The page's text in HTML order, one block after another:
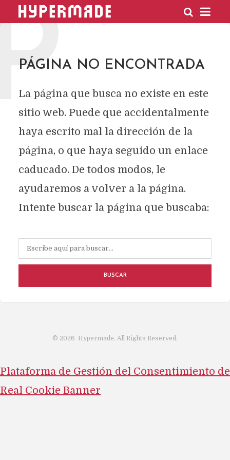
HYPERMADE
PÁGINA NO ENCONTRADA
La página que busca no existe en este
sitio web. Puede que accidentalmente
haya escrito mal la dirección de la
página, o que haya seguido un enlace
caducado. De todos modos, le
ayudaremos a volver a la página.
Intente buscar la página que buscaba:
BUSCAR
© 2026 Hypermade. All Rights Reserved.
Plataforma de Gestión del Consentimiento de
Real Cookie Banner